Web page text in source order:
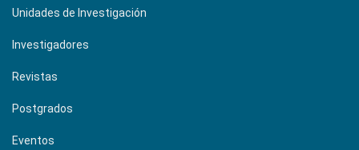
Unidades de Investigación
Investigadores
Revistas
Postgrados
Eventos